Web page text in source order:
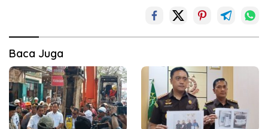
Baca Juga